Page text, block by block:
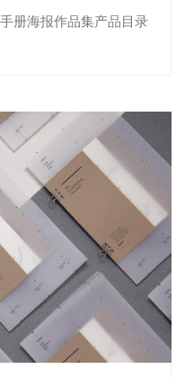
册海报作品集产品目录